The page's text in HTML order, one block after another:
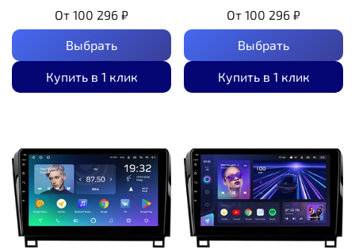
От 100 296 ₽
Выбрать
Купить в 1 клик
От 100 296 ₽
Выбрать
Купить в 1 клик